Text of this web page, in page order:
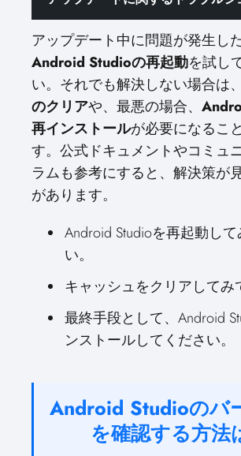
アップデート中に問題が発生した
Android Studioの再起動を試し
い。それでも解決しない場合は、
のクリアや、最悪の場合、
再インストールが必要になるこ
す。公式ドキュメントやコミュ
ラムも参考にすると、解決策が
があります。
Android Studioを再起動し
い。
キャッシュをクリアしてみ
最終手段として、Android
ンストールしてください。
Android Studioのバ
を確認する方法